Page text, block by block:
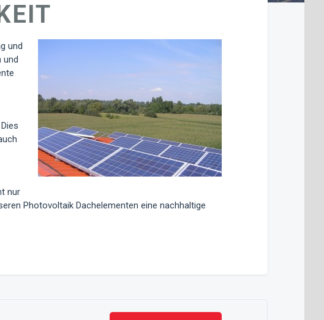
und
und
nur
Photovoltaik Dachelementen eine nachhaltige